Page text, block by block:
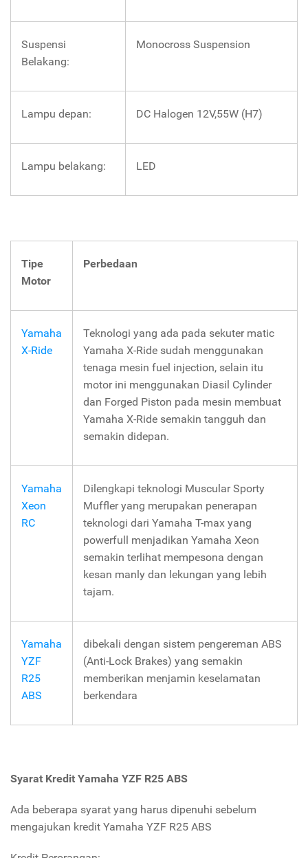
Suspensi
Belakang:
Monocross Suspension
Lampu depan: DC Halogen 12V,55W (H7)
Lampu belakang: LED
Tipe
Motor
Perbedaan
Yamaha
X-Ride
Teknologi yang ada pada sekuter matic
Yamaha X-Ride sudah menggunakan
tenaga mesin fuel injection, selain itu
motor ini menggunakan Diasil Cylinder
dan Forged Piston pada mesin membuat
Yamaha X-Ride semakin tangguh dan
semakin didepan.
Yamaha
Xeon
RC
Dilengkapi teknologi Muscular Sporty
Muffler yang merupakan penerapan
teknologi dari Yamaha T-max yang
powerfull menjadikan Yamaha Xeon
semakin terlihat mempesona dengan
kesan manly dan lekungan yang lebih
tajam.
Yamaha
YZF
R25
ABS
dibekali dengan sistem pengereman ABS
(Anti-Lock Brakes) yang semakin
memberikan menjamin keselamatan
berkendara
Syarat Kredit Yamaha YZF R25 ABS
Ada beberapa syarat yang harus dipenuhi sebelum
mengajukan kredit Yamaha YZF R25 ABS